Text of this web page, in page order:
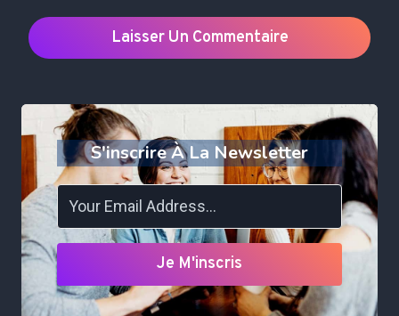
S'inscrire À La Newsletter
Je M'inscris